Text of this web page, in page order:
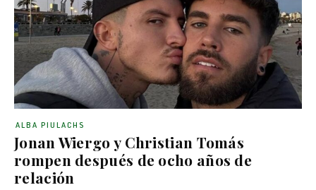
Jonan Wiergo y Christian Tomás
rompen después de ocho años de
relación
ALBA PIULACHS